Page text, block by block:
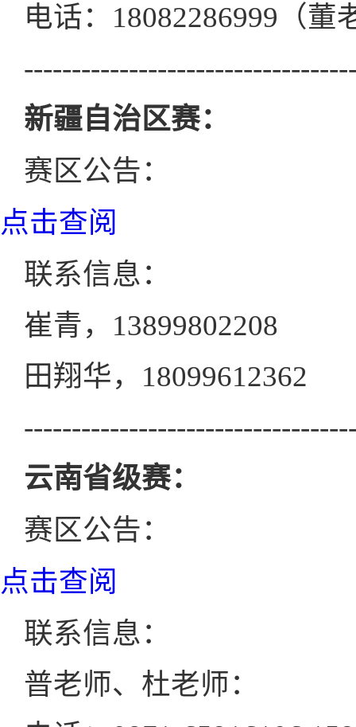
电话：18082286999（董
新疆自治区赛：
赛区公告：
点击查阅
联系信息：
崔青，13899802208
田翔华，18099612362
云南省级赛：
赛区公告：
点击查阅
联系信息：
普老师、杜老师：